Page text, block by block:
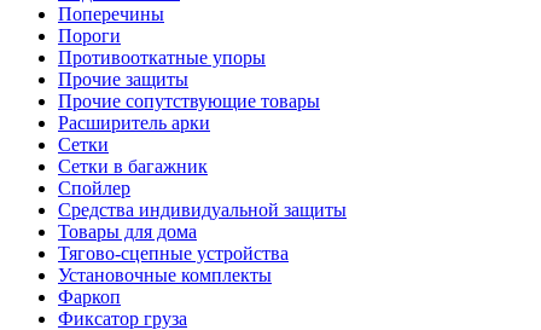
Поперечины
Пороги
Противооткатные упоры
Прочие защиты
Прочие сопутствующие товары
Расширитель арки
Сетки
Сетки в багажник
Спойлер
Средства индивидуальной защиты
Товары для дома
Тягово-сцепные устройства
Установочные комплекты
Фаркоп
Фиксатор груза